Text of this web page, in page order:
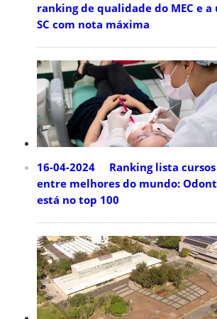
ranking de qualidade do MEC e a
SC com nota máxima
16-04-2024 Ranking lista cursos
entre melhores do mundo:
está no top 100